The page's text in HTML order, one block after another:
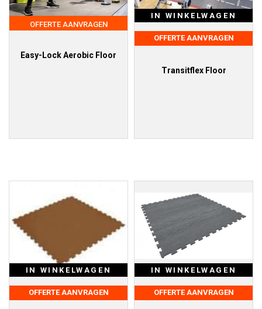
OFFERTE AANVRAGEN
Easy-Lock Aerobic Floor
IN WINKELWAGEN
OFFERTE AANVRAGEN
Transitflex Floor
IN WINKELWAGEN
OFFERTE AANVRAGEN
IN WINKELWAGEN
OFFERTE AANVRAGEN